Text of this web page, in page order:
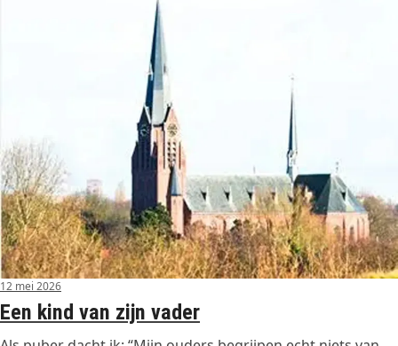
12 mei 2026
Een kind van zijn vader